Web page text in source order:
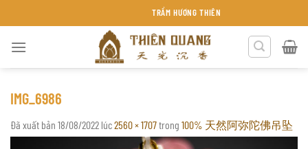
đến
TRẦM HƯƠNG THIÊN QUANG KHÁNH HÒA
IMG_6986
Đã xuất bản 18/08/2022 lúc2560 × 1707trong 100% 天然阿弥陀佛吊坠